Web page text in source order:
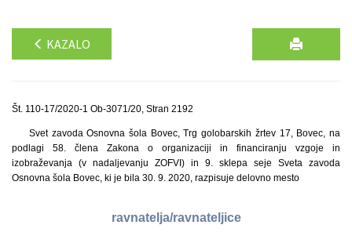
KAZALO
Št. 110-17/2020-1 Ob-3071/20, Stran 2192
Svet zavoda Osnovna šola Bovec, Trg golobarskih žrtev 17, Bovec, na
podlagi 58. člena Zakona o organizaciji in financiranju vzgoje in
izobraževanja (v nadaljevanju ZOFVI) in 9. sklepa seje Sveta zavoda
Osnovna šola Bovec, ki je bila 30. 9. 2020, razpisuje delovno mesto
ravnatelja/ravnateljice